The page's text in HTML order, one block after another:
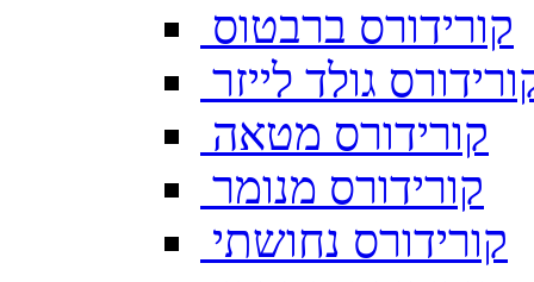
קורידורס ברבטוס
גולד לייזר
קורידורס מטאה
קורידורס מנומר
קורידורס נחושתי